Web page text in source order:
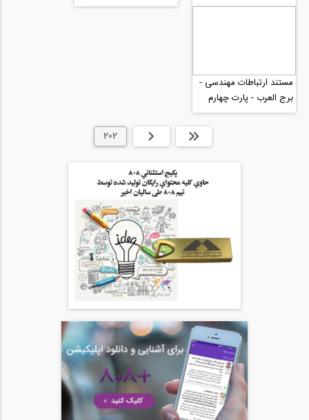
مستند ارتباطات مهندسی -
برج العرب - پارت چهارم
ابتدا قبلی 202